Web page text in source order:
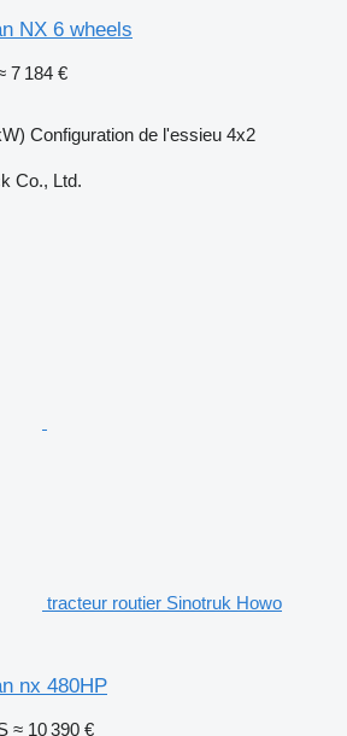
NX 6 wheels
7 184 €
Configuration de l'essieu 4x2
Co., Ltd.
tracteur routier Sinotruk Howo
nx 480HP
≈ 10 390 €